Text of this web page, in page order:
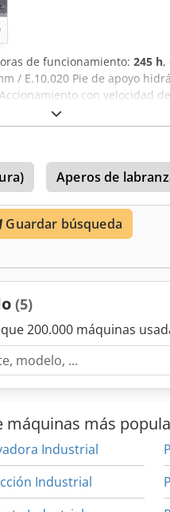
de funcionamiento: 245 h,
/ E.10.020 Pie de apoyo
con velocidad
de la máquina / norma
Aperos de
Guardar búsqueda
(5)
200.000 máquinas
máquinas más
Industrial
Industrial